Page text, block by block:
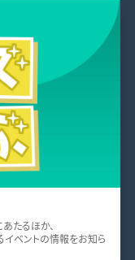
たるほか、
イベントの情報をお知ら